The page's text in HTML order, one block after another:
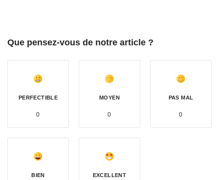
Que pensez-vous de notre article ?
PERFECTIBLE
0
MOYEN
0
PAS MAL
0
BIEN EXCELLENT